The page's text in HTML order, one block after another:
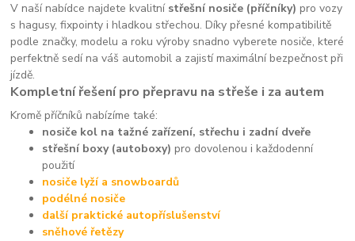
V naší nabídce najdete kvalitní střešní nosiče (příčníky) pro vozy
s hagusy, fixpointy i hladkou střechou. Díky přesné kompatibilitě
podle značky, modelu a roku výroby snadno vyberete nosiče, které
perfektně sedí na váš automobil a zajistí maximální bezpečnost při
jízdě.
Kompletní řešení pro přepravu na střeše i za autem
Kromě příčníků nabízíme také:
nosiče kol na tažné zařízení, střechu i zadní dveře
střešní boxy (autoboxy) pro dovolenou i každodenní
použití
nosiče lyží a snowboardů
podélné nosiče
další praktické autopříslušenství
sněhové řetězy